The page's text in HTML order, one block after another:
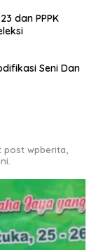
dan PPPK
Seni Dan
post wpberita,